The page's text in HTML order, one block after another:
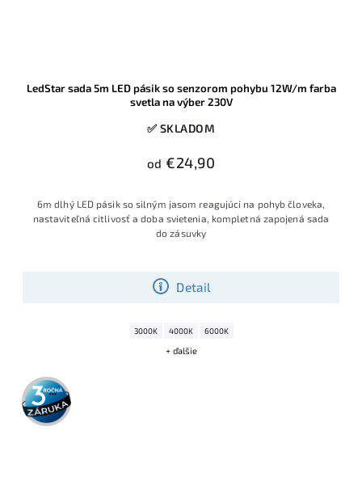
LedStar sada 5m LED pásik so senzorom pohybu 12W/m farba
svetla na výber 230V
✅ SKLADOM
od €24,90
Detail
6m dlhý LED pásik so silným jasom reagujúci na pohyb človeka,
nastaviteľná citlivosť a doba svietenia, kompletná zapojená sada
do zásuvky
3000K 4000K 6000K
+ ďalšie
3 roky
záruka